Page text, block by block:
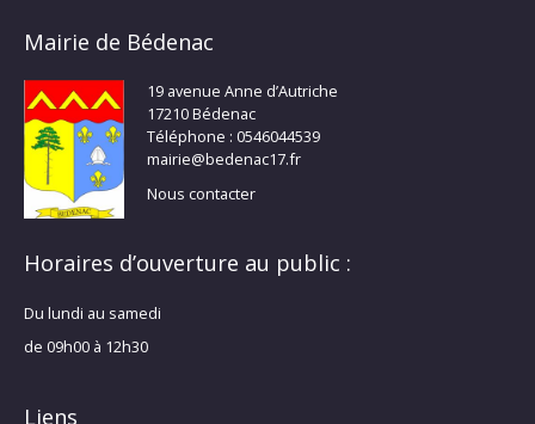
Mairie de Bédenac
19 avenue Anne d’Autriche
17210 Bédenac
Téléphone : 0546044539
mairie@bedenac17.fr
Nous contacter
Horaires d’ouverture au public :
Du lundi au samedi
de 09h00 à 12h30
Liens